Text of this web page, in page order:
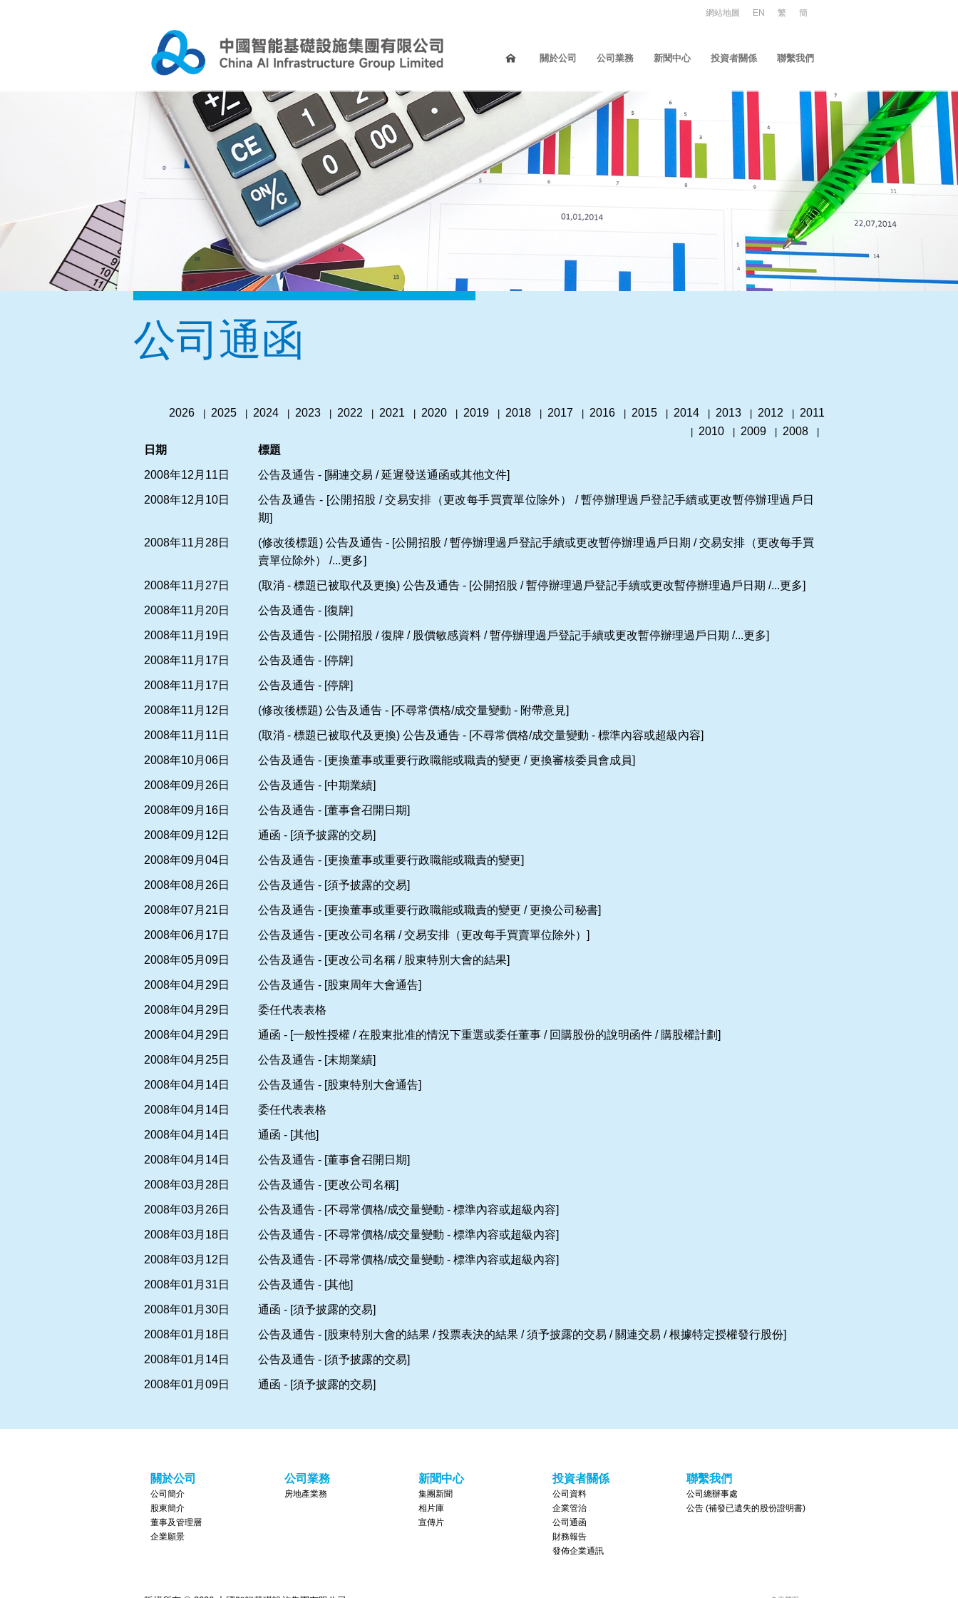
網站地圖 EN 繁 簡
關於公司 公司業務 新聞中心 投資者關係 聯繫我們
公司通函
2026 | 2025 | 2024 | 2023 | 2022 | 2021 | 2020 | 2019 | 2018 | 2017 | 2016 | 2015 | 2014 | 2013 | 2012 | 2011
| 2010 | 2009 | 2008 |
日期 標題
2008年12月11日 公告及通告 - [關連交易 / 延遲發送通函或其他文件]
2008年12月10日
公告及通告 - [公開招股 / 交易安排（更改每手買賣單位除外） / 暫停辦理過戶登記手續或更改暫停辦理過戶日
期]
2008年11月28日
(修改後標題) 公告及通告 - [公開招股 / 暫停辦理過戶登記手續或更改暫停辦理過戶日期 / 交易安排（更改每手買
賣單位除外） /...更多]
2008年11月27日 (取消 - 標題已被取代及更換) 公告及通告 - [公開招股 / 暫停辦理過戶登記手續或更改暫停辦理過戶日期 /...更多]
2008年11月20日 公告及通告 - [復牌]
2008年11月19日 公告及通告 - [公開招股 / 復牌 / 股價敏感資料 / 暫停辦理過戶登記手續或更改暫停辦理過戶日期 /...更多]
2008年11月17日 公告及通告 - [停牌]
2008年11月17日 公告及通告 - [停牌]
2008年11月12日 (修改後標題) 公告及通告 - [不尋常價格/成交量變動 - 附帶意見]
2008年11月11日 (取消 - 標題已被取代及更換) 公告及通告 - [不尋常價格/成交量變動 - 標準內容或超級內容]
2008年10月06日 公告及通告 - [更換董事或重要行政職能或職責的變更 / 更換審核委員會成員]
2008年09月26日 公告及通告 - [中期業績]
2008年09月16日 公告及通告 - [董事會召開日期]
2008年09月12日 通函 - [須予披露的交易]
2008年09月04日 公告及通告 - [更換董事或重要行政職能或職責的變更]
2008年08月26日 公告及通告 - [須予披露的交易]
2008年07月21日 公告及通告 - [更換董事或重要行政職能或職責的變更 / 更換公司秘書]
2008年06月17日 公告及通告 - [更改公司名稱 / 交易安排（更改每手買賣單位除外）]
2008年05月09日 公告及通告 - [更改公司名稱 / 股東特別大會的結果]
2008年04月29日 公告及通告 - [股東周年大會通告]
2008年04月29日 委任代表表格
2008年04月29日 通函 - [一般性授權 / 在股東批准的情況下重選或委任董事 / 回購股份的說明函件 / 購股權計劃]
2008年04月25日 公告及通告 - [末期業績]
2008年04月14日 公告及通告 - [股東特別大會通告]
2008年04月14日 委任代表表格
2008年04月14日 通函 - [其他]
2008年04月14日 公告及通告 - [董事會召開日期]
2008年03月28日 公告及通告 - [更改公司名稱]
2008年03月26日 公告及通告 - [不尋常價格/成交量變動 - 標準內容或超級內容]
2008年03月18日 公告及通告 - [不尋常價格/成交量變動 - 標準內容或超級內容]
2008年03月12日 公告及通告 - [不尋常價格/成交量變動 - 標準內容或超級內容]
2008年01月31日 公告及通告 - [其他]
2008年01月30日 通函 - [須予披露的交易]
2008年01月18日 公告及通告 - [股東特別大會的結果 / 投票表決的結果 / 須予披露的交易 / 關連交易 / 根據特定授權發行股份]
2008年01月14日 公告及通告 - [須予披露的交易]
2008年01月09日 通函 - [須予披露的交易]
關於公司
公司簡介
股東簡介
董事及管理層
企業願景
公司業務
房地產業務
新聞中心
集團新聞
相片庫
宣傳片
投資者關係
公司資料
企業管治
公司通函
財務報告
發佈企業通訊
聯繫我們
公司總辦事處
公告 (補發已遺失的股份證明書)